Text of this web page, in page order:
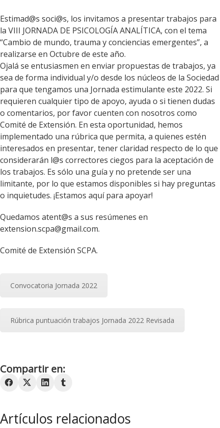
Estimad@s soci@s, los invitamos a presentar trabajos para
la VIII JORNADA DE PSICOLOGÍA ANALÍTICA, con el tema
“Cambio de mundo, trauma y conciencias emergentes”, a
realizarse en Octubre de este año.
Ojalá se entusiasmen en enviar propuestas de trabajos, ya
sea de forma individual y/o desde los núcleos de la Sociedad
para que tengamos una Jornada estimulante este 2022. Si
requieren cualquier tipo de apoyo, ayuda o si tienen dudas
o comentarios, por favor cuenten con nosotros como
Comité de Extensión. En esta oportunidad, hemos
implementado una rúbrica que permita, a quienes estén
interesados en presentar, tener claridad respecto de lo que
considerarán l@s correctores ciegos para la aceptación de
los trabajos. Es sólo una guía y no pretende ser una
limitante, por lo que estamos disponibles si hay preguntas
o inquietudes. ¡Estamos aquí para apoyar!
Quedamos atent@s a sus resúmenes en
extension.scpa@gmail.com.
Comité de Extensión SCPA.
Convocatoria Jornada 2022
Rúbrica puntuación trabajos Jornada 2022 Revisada
Compartir en:
Artículos relacionados